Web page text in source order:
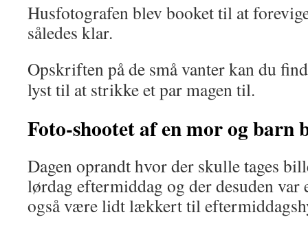
Husfotografen blev booket til at
således klar.
Opskriften på de små vanter kan du
lyst til at strikke et par magen til.
Foto-shootet af en mor og barn
Dagen oprandt hvor der skulle tages
lørdag eftermiddag og der desuden var
også være lidt lækkert til